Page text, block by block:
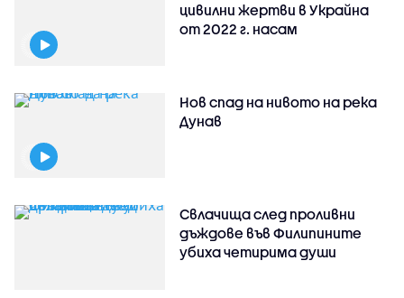
цивилни жертви в Украйна
от 2022 г. насам
Нов спад на нивото на река
Дунав
Свлачища след проливни
дъждове във Филипините
убиха четирима души